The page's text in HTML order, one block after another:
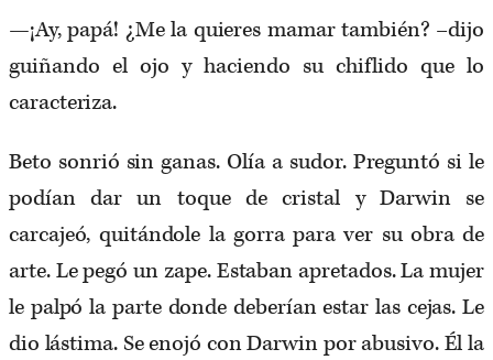
—¡Ay, papá! ¿Me la quieres mamar también? –dijo
guiñando el ojo y haciendo su chiflido que lo
caracteriza.
Beto sonrió sin ganas. Olía a sudor. Preguntó si le
podían dar un toque de cristal y Darwin se
carcajeó, quitándole la gorra para ver su obra de
arte. Le pegó un zape. Estaban apretados. La mujer
le palpó la parte donde deberían estar las cejas. Le
dio lástima. Se enojó con Darwin por abusivo. Él la